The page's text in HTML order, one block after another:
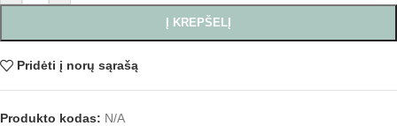
Į KREPŠELĮ
Pridėti į norų sąrašą
Produkto kodas: N/A